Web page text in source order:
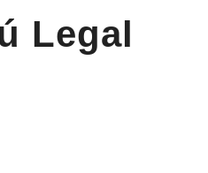
Legal